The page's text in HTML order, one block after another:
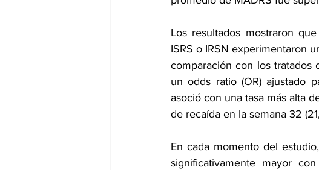
Los resultados mostraron
ISRS o IRSN experimentaron
comparación con los tratados
un odds ratio (OR) ajustado
asoció con una tasa más alta
de recaída en la semana 32
En cada momento del
significativamente mayor